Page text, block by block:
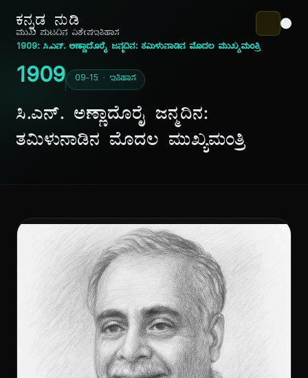
ಕನ್ನಡ ನುಡಿ
ಮುಖ ಪುಟದಿನ ವಿಶೇಷಇತಿಹಾಸ
1909: ಸಿ.ಎನ್. ಅಣ್ಣಾದೊರೈ ಜನ್ಮದಿನ: ತಮಿಳುನಾಡಿನ ಮೊದಲ ಮುಖ್ಯಮಂತ್ರಿ
1909 09-15 · ಇತಿಹಾಸ
ಸಿ.ಎನ್. ಅಣ್ಣಾದೊರೈ ಜನ್ಮದಿನ:
ತಮಿಳುನಾಡಿನ ಮೊದಲ ಮುಖ್ಯಮಂತ್ರಿ